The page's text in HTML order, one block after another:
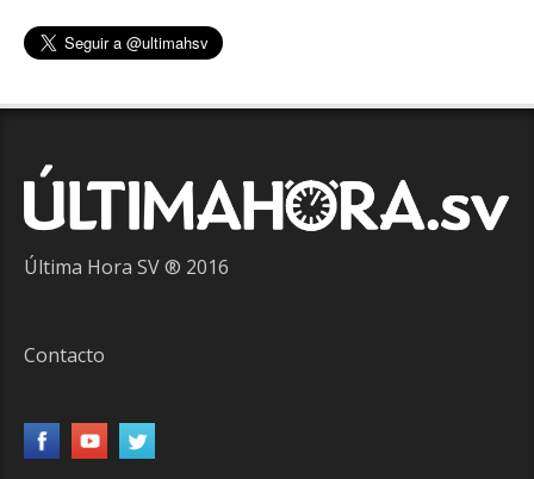
Última Hora SV ® 2016
Contacto